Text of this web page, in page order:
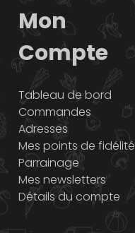
Mon
Compte
Tableau de bord
Commandes
Adresses
Mes points de fidélité
Parrainage
Mes newsletters
Détails du compte